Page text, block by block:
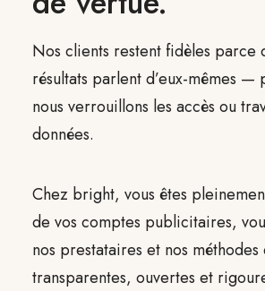
Nos clients restent fidèles parce
résultats parlent d’eux-mêmes —
nous verrouillons les accès ou
données.
Chez bright, vous êtes
de vos comptes publicitaires,
nos prestataires et nos méthodes
transparentes, ouvertes et